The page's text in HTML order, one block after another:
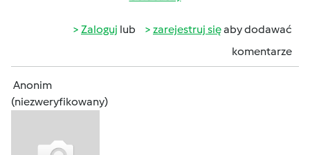
Zaloguj lub zarejestruj sięaby dodawać
komentarze
Anonim
(niezweryfikowany)